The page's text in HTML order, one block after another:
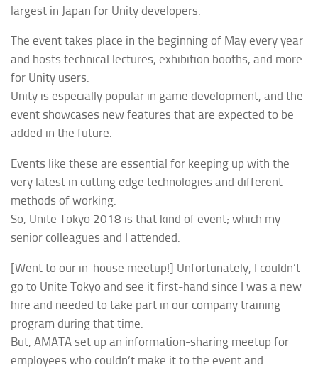
largest in Japan for Unity developers.
The event takes place in the beginning of May every year
and hosts technical lectures, exhibition booths, and more
for Unity users.
Unity is especially popular in game development, and the
event showcases new features that are expected to be
added in the future.
Events like these are essential for keeping up with the
very latest in cutting edge technologies and different
methods of working.
So, Unite Tokyo 2018 is that kind of event; which my
senior colleagues and I attended.
[Went to our in-house meetup!] Unfortunately, I couldn’t
go to Unite Tokyo and see it first-hand since I was a new
hire and needed to take part in our company training
program during that time.
But, AMATA set up an information-sharing meetup for
employees who couldn’t make it to the event and